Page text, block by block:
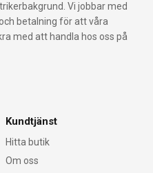
Vi jobbar med
betalning för att våra
med att handla hos oss på
Kundtjänst
Hitta butik
Om oss